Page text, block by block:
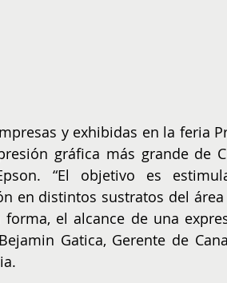
y exhibidas en la feria
gráfica más grande de
“El objetivo es
en distintos sustratos del
el alcance de una
Gatica, Gerente de